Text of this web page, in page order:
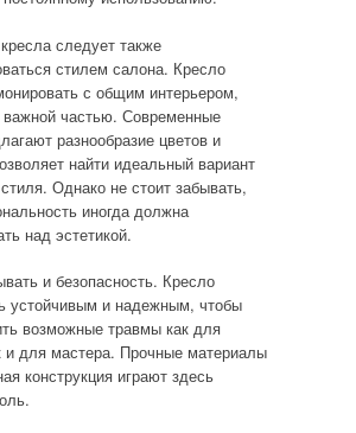
следует также
стилем салона. Кресло
с общим интерьером,
важной частью. Современные
разнообразие цветов и
найти идеальный вариант
Однако не стоит забывать,
иногда должна
над эстетикой.
и безопасность. Кресло
устойчивым и надежным, чтобы
возможные травмы как для
и для мастера. Прочные материалы
конструкция играют здесь